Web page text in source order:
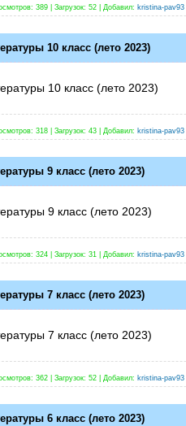
389| Загрузок: 52| Добавил: kristina-pav93|
10 класс (лето 2023)
10 класс (лето 2023)
318| Загрузок: 43| Добавил: kristina-pav93|
9 класс (лето 2023)
9 класс (лето 2023)
324| Загрузок: 31 Добавил: kristina-pav93|
7 класс (лето 2023)
7 класс (лето 2023)
362| Загрузок: 52| Добавил: kristina-pav93|
6 класс (лето 2023)